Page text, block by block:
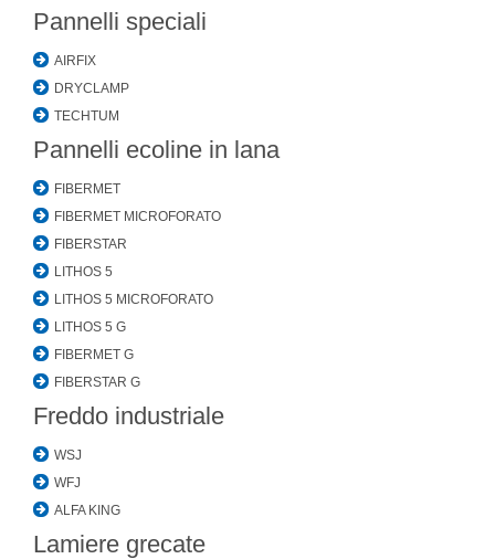
Pannelli speciali
AIRFIX
DRYCLAMP
TECHTUM
Pannelli ecoline in lana
FIBERMET
FIBERMET MICROFORATO
FIBERSTAR
LITHOS 5
LITHOS 5 MICROFORATO
LITHOS 5 G
FIBERMET G
FIBERSTAR G
Freddo industriale
WSJ
WFJ
ALFA KING
Lamiere grecate